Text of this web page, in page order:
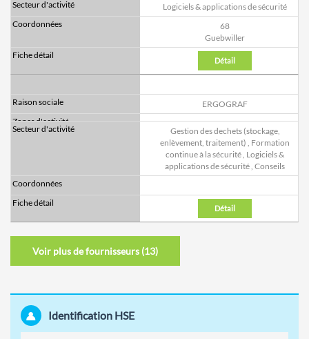
Logiciels & applications de sécurité
68
Guebwiller
Détail
ERGOGRAF
Gestion des dechets (stockage,
enlèvement, traitement) Formation
continue à la sécurité Logiciels &
applications de sécurité Conseils
Détail
Voir plus de fournisseurs (13)
Identification HSE